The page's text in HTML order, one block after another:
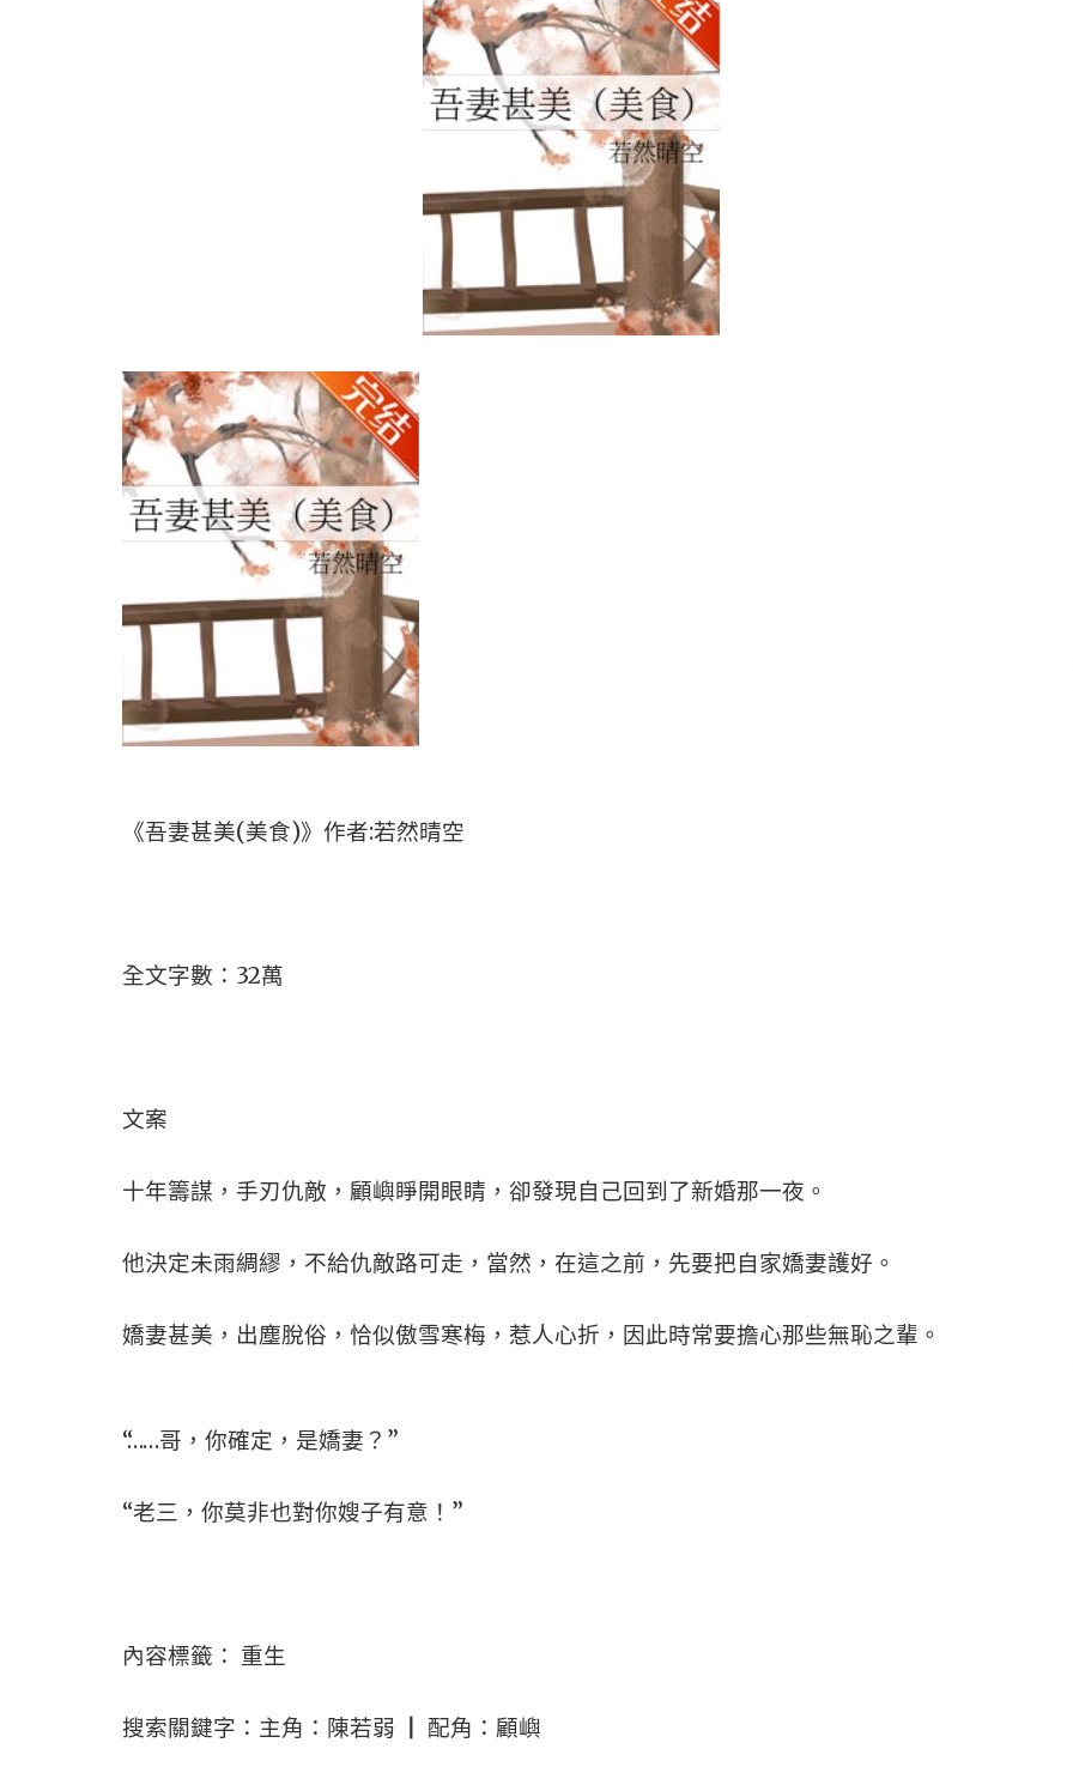
《吾妻甚美(美食)》作者:若然晴空
全文字數：32萬
文案
十年籌謀，手刃仇敵，顧嶼睜開眼睛，卻發現自己回到了新婚那一夜。
他決定未雨綢繆，不給仇敵路可走，當然，在這之前，先要把自家嬌妻護好。
嬌妻甚美，出塵脫俗，恰似傲雪寒梅，惹人心折，因此時常要擔心那些無恥之輩。
“……哥，你確定，是嬌妻？”
“老三，你莫非也對你嫂子有意！”
內容標籤： 重生
搜索關鍵字：主角：陳若弱 ┃ 配角：顧嶼